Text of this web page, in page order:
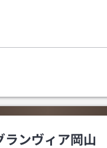
ランヴィア岡山